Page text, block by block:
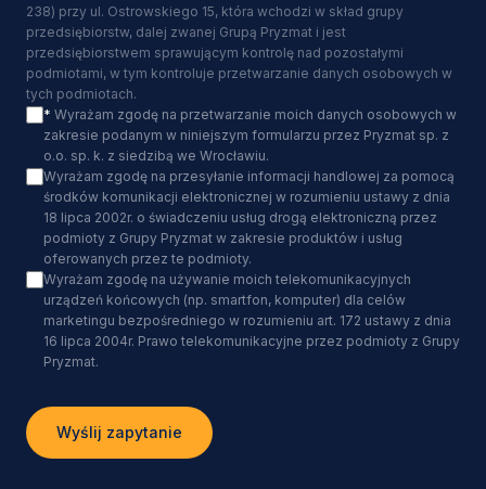
238) przy ul. Ostrowskiego 15, która wchodzi w skład grupy
przedsiębiorstw, dalej zwanej Grupą Pryzmat i jest
przedsiębiorstwem sprawującym kontrolę nad pozostałymi
podmiotami, w tym kontroluje przetwarzanie danych osobowych w
tych podmiotach.
* Wyrażam zgodę na przetwarzanie moich danych osobowych w
zakresie podanym w niniejszym formularzu przez Pryzmat sp. z
o.o. sp. k. z siedzibą we Wrocławiu.
Wyrażam zgodę na przesyłanie informacji handlowej za pomocą
środków komunikacji elektronicznej w rozumieniu ustawy z dnia
18 lipca 2002r. o świadczeniu usług drogą elektroniczną przez
podmioty z Grupy Pryzmat w zakresie produktów i usług
oferowanych przez te podmioty.
Wyrażam zgodę na używanie moich telekomunikacyjnych
urządzeń końcowych (np. smartfon, komputer) dla celów
marketingu bezpośredniego w rozumieniu art. 172 ustawy z dnia
16 lipca 2004r. Prawo telekomunikacyjne przez podmioty z Grupy
Pryzmat.
Wyślij zapytanie